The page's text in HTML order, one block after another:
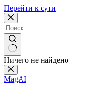
Перейти к сути
Ничего не найдено
MagAI